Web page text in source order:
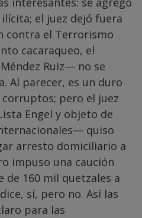
el juez dejó fuera
contra el Terrorismo
cacaraqueo, el
Ruiz— no se
Al parecer, es un duro
pero el juez
Engel y objeto de
quiso
arresto domiciliario a
impuso una caución
160 mil quetzales a
sí, pero no. Así las
para las